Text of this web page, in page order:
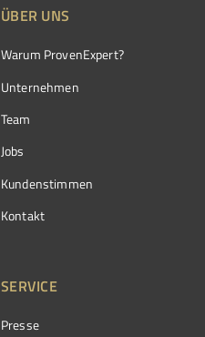
ÜBER UNS
Warum ProvenExpert?
Unternehmen
Team
Jobs
Kundenstimmen
Kontakt
SERVICE
Presse